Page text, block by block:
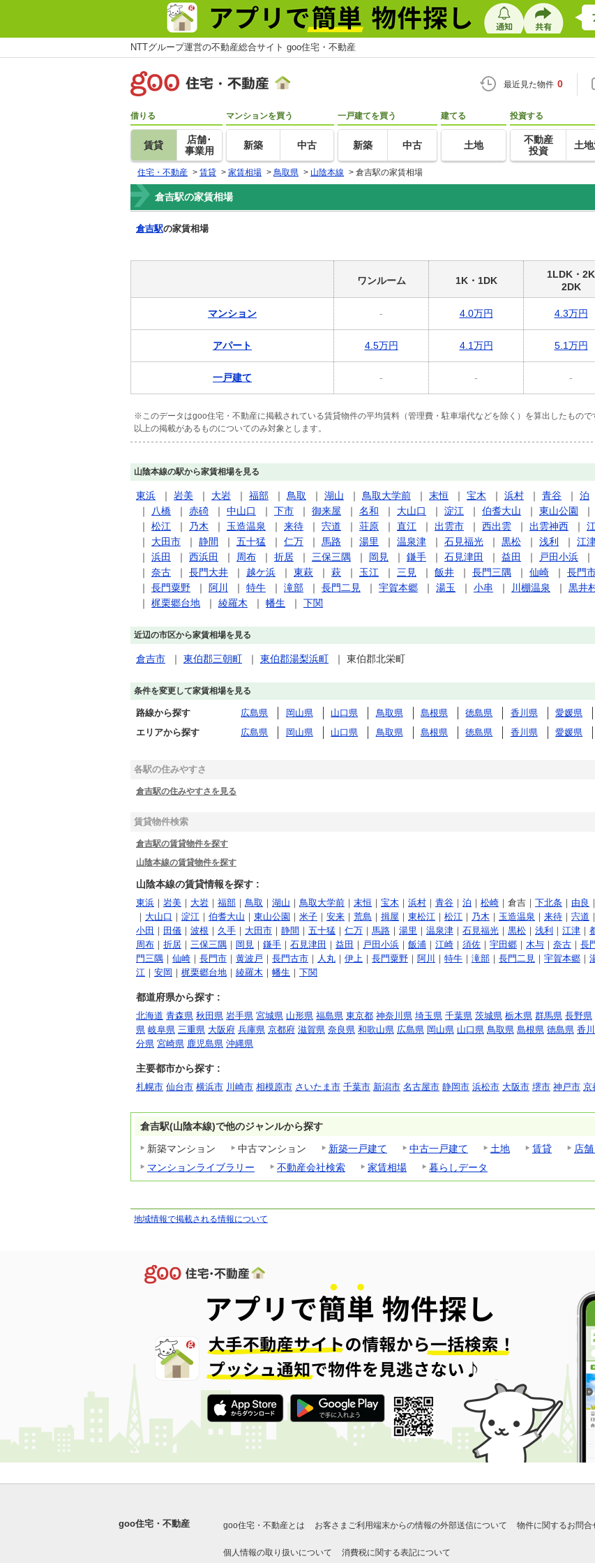
NTTグループ運営の不動産総合サイト goo住宅・不動産
最近見た物件 0
借りる
賃貸
店舗･
事業用
マンションを買う
新築 中古
一戸建てを買う
新築 中古
建てる
土地
投資する
不動産
投資
土
住宅・不動産 > 賃貸 > 家賃相場 > 鳥取県 > 山陰本線 > 倉吉駅の家賃相場
倉吉駅の家賃相場
倉吉駅の家賃相場
ワンルーム 1K・1DK
1LDK・2K
2DK
マンション - 4.0万円 4.3万円
アパート 4.5万円 4.1万円 5.1万円
一戸建て - - -
※このデータはgoo住宅・不動産に掲載されている賃貸物件の平均賃料（管理費・駐車場代などを除く）を算出したもの
以上の掲載があるものについてのみ対象とします。
山陰本線の駅から家賃相場を見る
東浜 ｜ 岩美 ｜ 大岩 ｜ 福部 ｜ 鳥取 ｜ 湖山 ｜ 鳥取大学前 ｜ 末恒 ｜ 宝木 ｜ 浜村 ｜ 青谷 ｜ 泊
｜
八橋 ｜ 赤碕 ｜ 中山口 ｜ 下市 ｜ 御来屋 ｜ 名和 ｜ 大山口 ｜ 淀江 ｜ 伯耆大山 ｜ 東山公園 ｜
｜ 松江 ｜ 乃木 ｜ 玉造温泉 ｜ 来待 ｜ 宍道 ｜ 荘原 ｜ 直江 ｜ 出雲市 ｜ 西出雲 ｜ 出雲神西 ｜
｜ 大田市 ｜ 静間 ｜ 五十猛 ｜ 仁万 ｜ 馬路 ｜ 湯里 ｜ 温泉津 ｜ 石見福光 ｜ 黒松 ｜ 浅利 ｜ 江
｜ 浜田 ｜ 西浜田 ｜ 周布 ｜ 折居 ｜ 三保三隅 ｜ 岡見 ｜ 鎌手 ｜ 石見津田 ｜ 益田 ｜ 戸田小浜 ｜
｜ 奈古 ｜ 長門大井 ｜ 越ケ浜 ｜ 東萩 ｜ 萩 ｜ 玉江 ｜ 三見 ｜ 飯井 ｜ 長門三隅 ｜ 仙崎 ｜ 長門
｜ 長門粟野 ｜ 阿川 ｜ 特牛 ｜ 滝部 ｜ 長門二見 ｜ 宇賀本郷 ｜ 湯玉 ｜ 小串 ｜ 川棚温泉 ｜ 黒井
｜ 梶栗郷台地 ｜ 綾羅木 ｜ 幡生 ｜ 下関
近辺の市区から家賃相場を見る
倉吉市 ｜ 東伯郡三朝町 ｜ 東伯郡湯梨浜町 ｜ 東伯郡北栄町
条件を変更して家賃相場を見る
路線から探す 広島県 岡山県 山口県 鳥取県 島根県 徳島県 香川県 愛媛県
エリアから探す
広島県 岡山県 山口県 鳥取県 島根県 徳島県 香川県 愛媛県
各駅の住みやすさ
倉吉駅の住みやすさを見る
賃貸物件検索
倉吉駅の賃貸物件を探す
山陰本線の賃貸物件を探す
山陰本線の賃貸情報を探す :
東浜 ｜ 岩美 ｜ 大岩 ｜ 福部 ｜ 鳥取 ｜ 湖山 ｜ 鳥取大学前 ｜ 末恒 ｜ 宝木 ｜ 浜村 ｜ 青谷 ｜ 泊 ｜ 松崎 ｜倉吉｜ 下北条 ｜ 由良 ｜
｜ 大山口 ｜ 淀江 ｜ 伯耆大山 ｜ 東山公園 ｜ 米子 ｜ 安来 ｜ 荒島 ｜ 揖屋 ｜ 東松江 ｜ 松江 ｜ 乃木 ｜ 玉造温泉 ｜ 来待 ｜ 宍道 ｜
小田 ｜ 田儀 ｜ 波根 ｜ 久手 ｜ 大田市 ｜ 静間 ｜ 五十猛 ｜ 仁万 ｜ 馬路 ｜ 湯里 ｜ 温泉津 ｜ 石見福光 ｜ 黒松 ｜ 浅利 ｜ 江津 ｜
周布 ｜ 折居 ｜ 三保三隅 ｜ 岡見 ｜ 鎌手 ｜ 石見津田 ｜ 益田 ｜ 戸田小浜 ｜ 飯浦 ｜ 江崎 ｜ 須佐 ｜ 宇田郷 ｜ 木与 ｜ 奈古 ｜ 長
門三隅 ｜ 仙崎 ｜ 長門市 ｜ 黄波戸 ｜ 長門古市 ｜ 人丸 ｜ 伊上 ｜ 長門粟野 ｜ 阿川 ｜ 特牛 ｜ 滝部 ｜ 長門二見 ｜ 宇賀本郷 ｜
江 ｜ 安岡 ｜ 梶栗郷台地 ｜ 綾羅木 ｜ 幡生 ｜ 下関
都道府県から探す :
北海道 青森県 秋田県 岩手県 宮城県 山形県 福島県 東京都 神奈川県 埼玉県 千葉県 茨城県 栃木県 群馬県 長野県
県 岐阜県 三重県 大阪府 兵庫県 京都府 滋賀県 奈良県 和歌山県 広島県 岡山県 山口県 鳥取県 島根県 徳島県 香
分県 宮崎県 鹿児島県 沖縄県
主要都市から探す :
札幌市 仙台市 横浜市 川崎市 相模原市 さいたま市 千葉市 新潟市 名古屋市 静岡市 浜松市 大阪市 堺市 神戸市 京
倉吉駅(山陰本線)で他のジャンルから探す
新築マンション
中古マンション 新築一戸建て 中古一戸建て 土地 賃貸 店
マンションライブラリー
不動産会社検索 家賃相場 暮らしデータ
地域情報で掲載される情報について
goo住宅・不動産 goo住宅・不動産とは お客さまご利用端末からの情報の外部送信について 物件に関するお問合
個人情報の取り扱いについて 消費税に関する表記について